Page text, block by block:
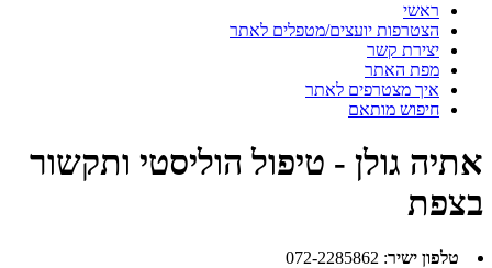
ראשי
הצטרפות יועצים/מטפלים לאתר
יצירת קשר
מפת האתר
איך מצטרפים לאתר
חיפוש מותאם
אתיה גולן - טיפול הוליסטי ותקשור
בצפת
טלפון ישיר:
072-2285862